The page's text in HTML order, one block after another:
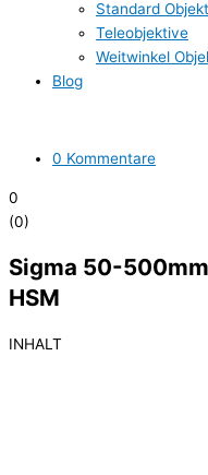
Standard
Teleobjektive
Weitwinkel
Blog
0 Kommentare
0
(0)
Sigma 50-
HSM
INHALT